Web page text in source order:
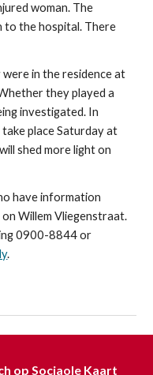
woman. The
to the hospital. There
in the residence at
they played a
investigated. In
place Saturday at
shed more light on
have information
Willem Vliegenstraat.
0900-8844 or
.
op Sociaole Kaart